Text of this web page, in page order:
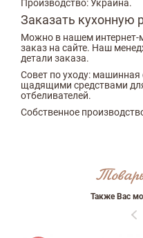
Производство: Украина.
Заказать кухонную
Можно в нашем
заказ на сайте. Наш
детали заказа.
Совет по уходу: машинная
щадящими средствами
отбеливателей.
Собственное
Также Вас